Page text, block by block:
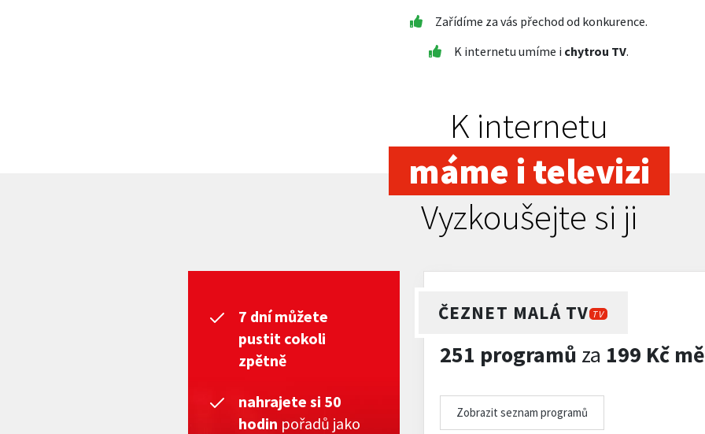
Zařídíme za vás přechod od konkurence.
K internetu umíme i chytrou TV.
K internetu
máme i televizi
Vyzkoušejte si ji
7 dní můžete
pustit cokoli
zpětně
nahrajete si 50
hodin pořadů jako
ČEZNET MALÁ TV TV
251 programů za 199 Kč
Zobrazit seznam programů